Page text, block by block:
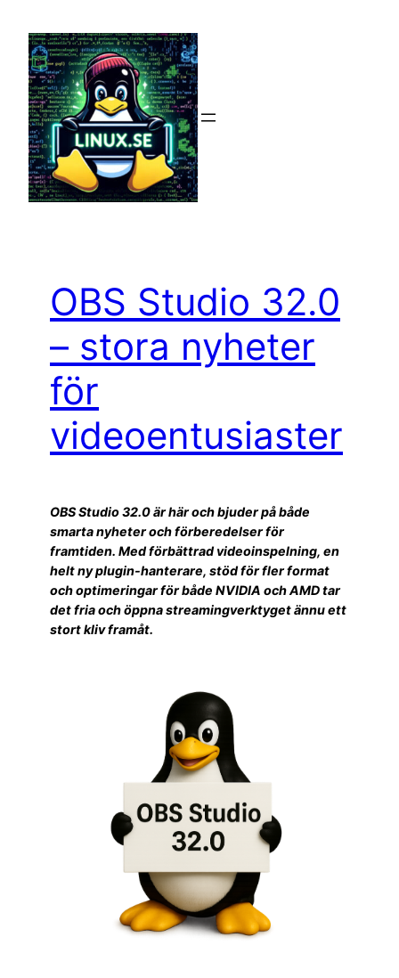
innehåll
OBS Studio 32.0
– stora nyheter
för
videoentusiaster
OBS Studio 32.0 är här och bjuder på både
smarta nyheter och förberedelser för
framtiden. Med förbättrad videoinspelning, en
helt ny plugin-hanterare, stöd för fler format
och optimeringar för både NVIDIA och AMD tar
det fria och öppna streamingverktyget ännu ett
stort kliv framåt.